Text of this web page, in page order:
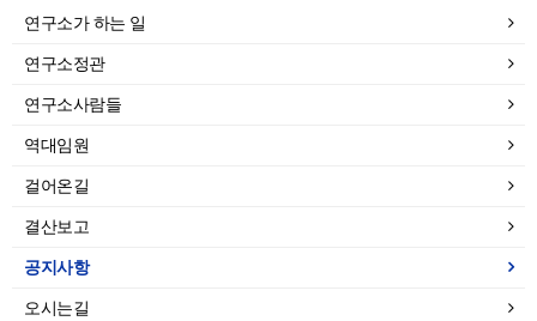
연구소가 하는 일
연구소정관
연구소사람들
역대임원
걸어온길
결산보고
공지사항
오시는길